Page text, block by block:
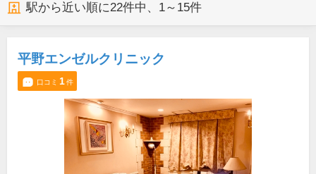
駅から近い順に22件中、 1～15件
平野エンゼルクリニック
口コミ 1件